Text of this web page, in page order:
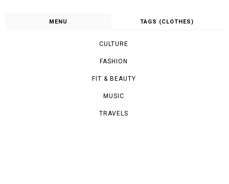
MENU TAGS (CLOTHES)
CULTURE
FASHION
FIT & BEAUTY
MUSIC
TRAVELS